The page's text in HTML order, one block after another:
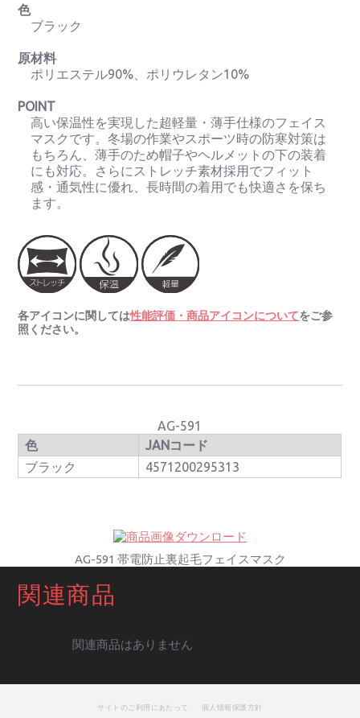
色
ブラック
原材料
ポリエステル90%、ポリウレタン10%
POINT
高い保温性を実現した超軽量・薄手仕様のフェイス
マスクです。冬場の作業やスポーツ時の防寒対策は
もちろん、薄手のため帽子やヘルメットの下の装着
にも対応。さらにストレッチ素材採用でフィット
感・通気性に優れ、長時間の着用でも快適さを保ち
ます。
各アイコンに関しては性能評価・商品アイコンについてをご参
照ください。
AG-591
色
JANコード
ブラック
4571200295313
AG-591 帯電防止裏起毛フェイスマスク
関連商品
関連商品はありません
サイトのご利用にあたって 個人情報保護方針